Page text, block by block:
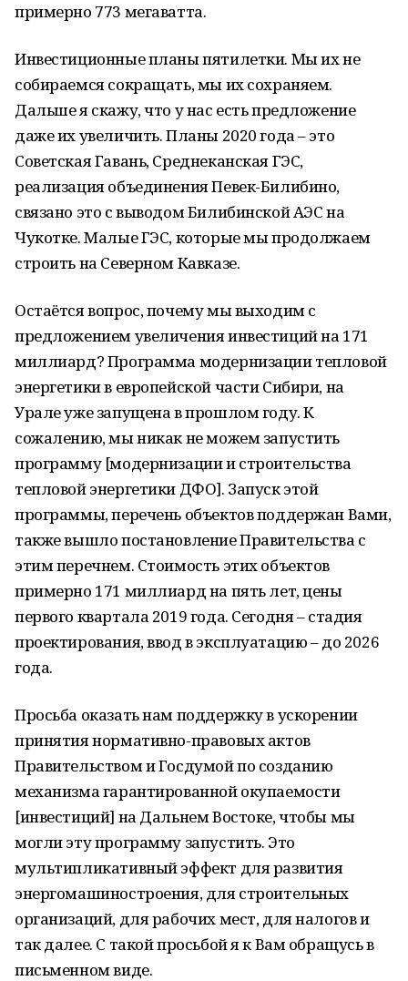
примерно 773 мегаватта.
Инвестиционные планы пятилетки. Мы их не
собираемся сокращать, мы их сохраняем.
Дальше я скажу, что у нас есть предложение
даже их увеличить. Планы 2020 года – это
Советская Гавань, Среднеканская ГЭС,
реализация объединения Певек-Билибино,
связано это с выводом Билибинской АЭС на
Чукотке. Малые ГЭС, которые мы продолжаем
строить на Северном Кавказе.
Остаётся вопрос, почему мы выходим с
предложением увеличения инвестиций на 171
миллиард? Программа модернизации тепловой
энергетики в европейской части Сибири, на
Урале уже запущена в прошлом году. К
сожалению, мы никак не можем запустить
программу [модернизации и строительства
тепловой энергетики ДФО]. Запуск этой
программы, перечень объектов поддержан Вами,
также вышло постановление Правительства с
этим перечнем. Стоимость этих объектов
примерно 171 миллиард на пять лет, цены
первого квартала 2019 года. Сегодня – стадия
проектирования, ввод в эксплуатацию – до 2026
года.
Просьба оказать нам поддержку в ускорении
принятия нормативно-правовых актов
Правительством и Госдумой по созданию
механизма гарантированной окупаемости
[инвестиций] на Дальнем Востоке, чтобы мы
могли эту программу запустить. Это
мультипликативный эффект для развития
энергомашиностроения, для строительных
организаций, для рабочих мест, для налогов и
так далее. С такой просьбой я к Вам обращусь в
письменном виде.